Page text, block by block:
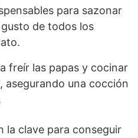
para sazonar
de todos los
freír las papas y cocinar
asegurando una cocción
la clave para conseguir